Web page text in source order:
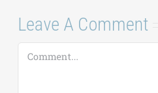
Leave A Comment
Comment